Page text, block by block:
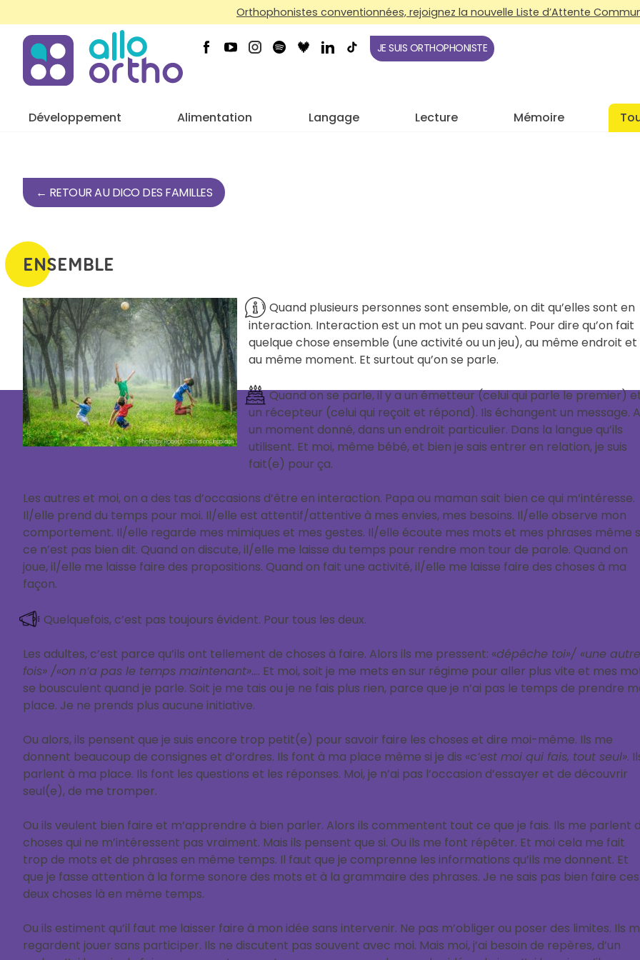
Orthophonistes conventionnées, rejoignez la nouvelle Liste d’Attente
JE SUIS ORTHOPHONISTE
Développement Alimentation Langage Lecture Mémoire
← RETOUR AU DICO DES FAMILLES
ENSEMBLE
Photo by Robert Collins on Unsplash
Quand plusieurs personnes sont ensemble, on dit qu’elles sont en
interaction. Interaction est un mot un peu savant. Pour dire qu’on fait
quelque chose ensemble (une activité ou un jeu), au même endroit et
au même moment. Et surtout qu’on se parle.
Quand on se parle, il y a un émetteur (celui qui parle le premier)
un récepteur (celui qui reçoit et répond). Ils échangent un message. A
un moment donné, dans un endroit particulier. Dans la langue qu’ils
utilisent. Et moi, même bébé, et bien je sais entrer en relation, je suis
fait(e) pour ça.
Les autres et moi, on a des tas d’occasions d’être en interaction. Papa ou maman sait bien ce qui m’intéresse.
Il/elle prend du temps pour moi. Il/elle est attentif/attentive à mes envies, mes besoins. Il/elle observe mon
comportement. Il/elle regarde mes mimiques et mes gestes. Il/elle écoute mes mots et mes phrases même
ce n’est pas bien dit. Quand on discute, il/elle me laisse du temps pour rendre mon tour de parole. Quand on
joue, il/elle me laisse faire des propositions. Quand on fait une activité, il/elle me laisse faire des choses à ma
façon.
Quelquefois, c’est pas toujours évident. Pour tous les deux.
Les adultes, c’est parce qu’ils ont tellement de choses à faire. Alors ils me pressent: «dépêche toi»/ «une autre
fois» /«on n’a pas le temps maintenant»…. Et moi, soit je me mets en sur régime pour aller plus vite et mes
se bousculent quand je parle. Soit je me tais ou je ne fais plus rien, parce que je n’ai pas le temps de prendre
place. Je ne prends plus aucune initiative.
Ou alors, ils pensent que je suis encore trop petit(e) pour savoir faire les choses et dire moi-même. Ils me
donnent beaucoup de consignes et d’ordres. Ils font à ma place même si je dis «c’est moi qui fais, tout seul».
parlent à ma place. Ils font les questions et les réponses. Moi, je n’ai pas l’occasion d’essayer et de découvrir
seul(e), de me tromper.
Ou ils veulent bien faire et m’apprendre à bien parler. Alors ils commentent tout ce que je fais. Ils me parlent
choses qui ne m’intéressent pas vraiment. Mais ils pensent que si. Ou ils me font répéter. Et moi cela me fait
trop de mots et de phrases en même temps. Il faut que je comprenne les informations qu’ils me donnent. Et
que je fasse attention à la forme sonore des mots et à la grammaire des phrases. Je ne sais pas bien faire ces
deux choses là en même temps.
Ou ils estiment qu’il faut me laisser faire à mon idée sans intervenir. Ne pas m’obliger ou poser des limites. Ils
regardent jouer sans participer. Ils ne discutent pas souvent avec moi. Mais moi, j’ai besoin de repères, d’un